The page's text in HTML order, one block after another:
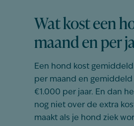
Wat kost een
maand en per
Een hond kost
per maand en
€1.000 per jaar. En dan
nog niet over de extra
maakt als je hond ziek